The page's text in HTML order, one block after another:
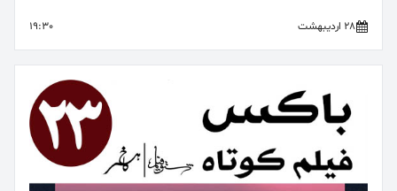
28 اردیبهشت 19:30